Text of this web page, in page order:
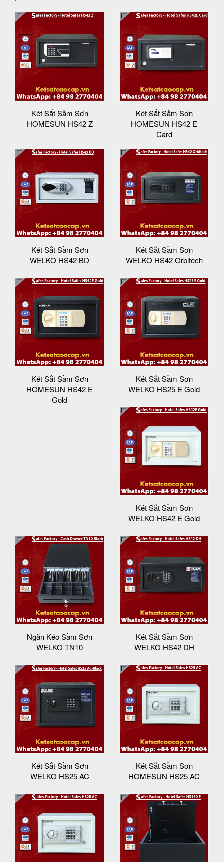
Két Sắt Sầm Sơn
HOMESUN HS42 Z
Két Sắt Sầm Sơn
HOMESUN HS42 E
Card
Két Sắt Sầm Sơn
WELKO HS42 BD
Két Sắt Sầm Sơn
WELKO HS42 Orbitech
Két Sắt Sầm Sơn
HOMESUN HS42 E
Gold
Két Sắt Sầm Sơn
WELKO HS25 E Gold
Két Sắt Sầm Sơn
WELKO HS42 E Gold
Ngăn Kéo Sầm Sơn
WELKO TN10
Két Sắt Sầm Sơn
WELKO HS42 DH
Két Sắt Sầm Sơn
WELKO HS25 AC
Két Sắt Sầm Sơn
HOMESUN HS25 AC